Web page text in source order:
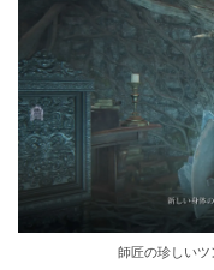
師匠の珍しい